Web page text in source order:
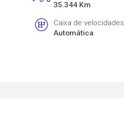
35.344 Km
Caixa de velocidades
Automática